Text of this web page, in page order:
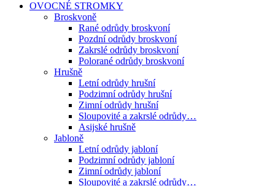
OVOCNÉ STROMKY
Broskvoně
Rané odrůdy broskvoní
Pozdní odrůdy broskvoní
Zakrslé odrůdy broskvoní
Polorané odrůdy broskvoní
Hrušně
Letní odrůdy hrušní
Podzimní odrůdy hrušní
Zimní odrůdy hrušní
Sloupovité a zakrslé odrůdy…
Asijské hrušně
Jabloně
Letní odrůdy jabloní
Podzimní odrůdy jabloní
Zimní odrůdy jabloní
Sloupovité a zakrslé odrůdy…